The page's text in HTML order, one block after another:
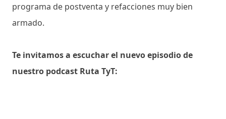
programa de postventa y refacciones muy bien
armado.
Te invitamos a escuchar el nuevo episodio de
nuestro podcast Ruta TyT: